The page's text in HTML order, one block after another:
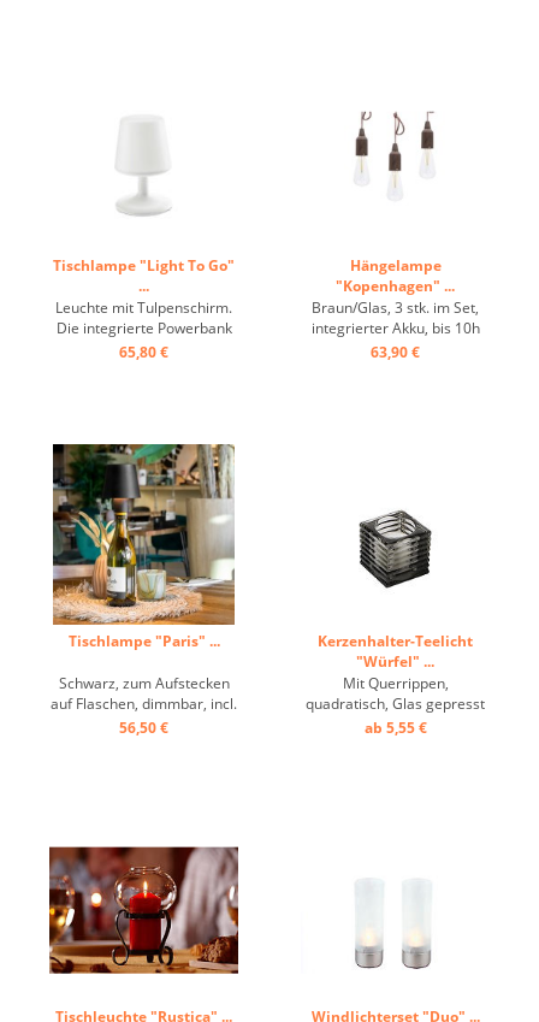
Tischlampe "Light To Go"
...
Leuchte mit Tulpenschirm.
Die integrierte Powerbank
liefert bis zu 14 Stunden
65,80 €
Hängelampe
"Kopenhagen" ...
Braun/Glas, 3 stk. im Set,
integrierter Akku, bis 10h
Laufzeit, IP54, in- & outdoor,
63,90 €
Tischlampe "Paris" ...
Schwarz, zum Aufstecken
auf Flaschen, dimmbar, incl.
Ladekabel, LED, IP54 ...
56,50 €
Kerzenhalter-Teelicht
"Würfel" ...
Mit Querrippen,
quadratisch, Glas gepresst
...
ab 5,55 €
Tischleuchte "Rustica" ... Windlichterset "Duo" ...